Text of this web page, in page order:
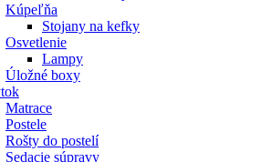
Kúpeľňa
Stojany na kefky
Osvetlenie
Lampy
Úložné boxy
Matrace
Postele
Rošty do postelí
Sedacie súpravy